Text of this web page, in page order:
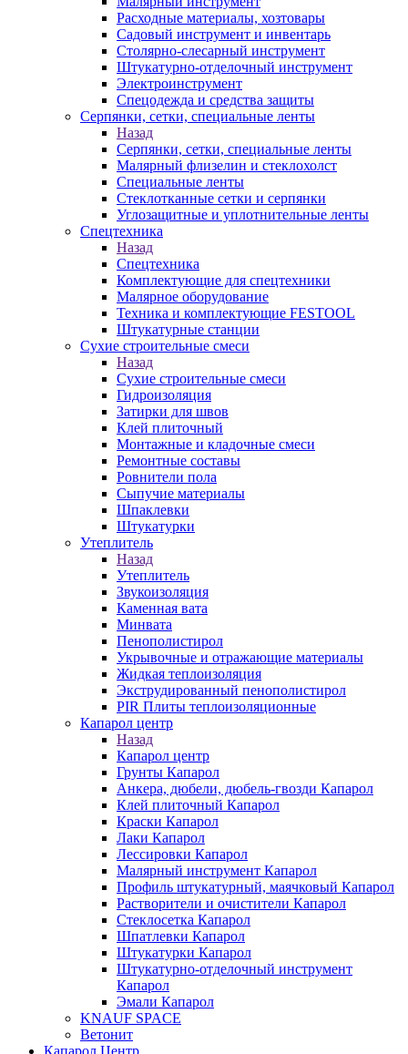
Расходные материалы, хозтовары
Садовый инструмент и инвентарь
Столярно-слесарный инструмент
Штукатурно-отделочный инструмент
Электроинструмент
Спецодежда и средства защиты
Серпянки, сетки, специальные ленты
Назад
Серпянки, сетки, специальные ленты
Малярный флизелин и стеклохолст
Специальные ленты
Стеклотканные сетки и серпянки
Углозащитные и уплотнительные ленты
Спецтехника
Назад
Спецтехника
Комплектующие для спецтехники
Малярное оборудование
Техника и комплектующие FESTOOL
Штукатурные станции
Сухие строительные смеси
Назад
Сухие строительные смеси
Гидроизоляция
Затирки для швов
Клей плиточный
Монтажные и кладочные смеси
Ремонтные составы
Ровнители пола
Сыпучие материалы
Шпаклевки
Штукатурки
Утеплитель
Назад
Утеплитель
Звукоизоляция
Каменная вата
Минвата
Пенополистирол
Укрывочные и отражающие материалы
Жидкая теплоизоляция
Экструдированный пенополистирол
PIR Плиты теплоизоляционные
Капарол центр
Назад
Капарол центр
Грунты Капарол
Анкера, дюбели, дюбель-гвозди Капарол
Клей плиточный Капарол
Краски Капарол
Лаки Капарол
Лессировки Капарол
Малярный инструмент Капарол
Профиль штукатурный, маячковый Капарол
Растворители и очистители Капарол
Cтеклосетка Капарол
Шпатлевки Капарол
Штукатурки Капарол
Штукатурно-отделочный инструмент
Капарол
Эмали Капарол
KNAUF SPACE
Ветонит
Капарол Центр